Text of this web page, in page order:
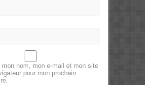
mon nom, mon e-mail et mon site
pour mon prochain